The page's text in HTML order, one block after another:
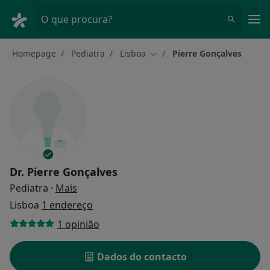
O que procura?
Homepage Pediatra Lisboa Mudar de cidade
Pierre Gonçalves
Dr. Pierre Gonçalves
Pediatra · Mais
Lisboa 1 endereço
1 opinião
Dados do contacto